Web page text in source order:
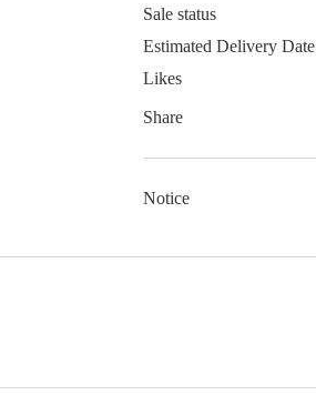
Sale status
Estimated Delivery Date
Likes
Share
Notice